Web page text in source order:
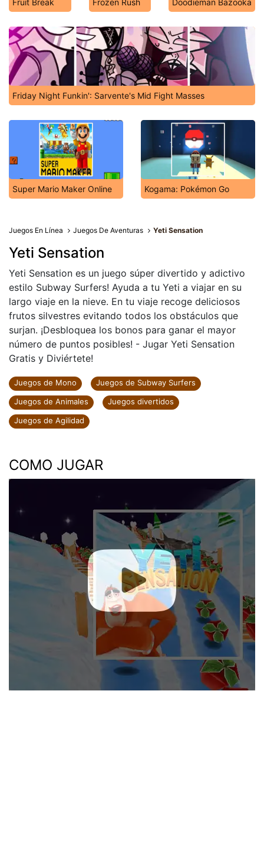
Fruit Break Frozen Rush Doodieman Bazooka
Friday Night Funkin': Sarvente's Mid Fight Masses
Juegos En Línea Juegos De Aventuras
Yeti Sensation
Yeti Sensation es un juego súper divertido y adictivo
estilo Subway Surfers! Ayuda a tu Yeti a viajar en su
largo viaje en la nieve. En tu viaje recoge deliciosos
frutos silvestres evitando todos los obstáculos que
surjan. ¡Desbloquea los bonos para ganar el mayor
número de puntos posibles! - Jugar Yeti Sensation
Gratis y Diviértete!
Juegos de Mono
Juegos de Subway Surfers
Juegos de Animales
COMO JUGAR